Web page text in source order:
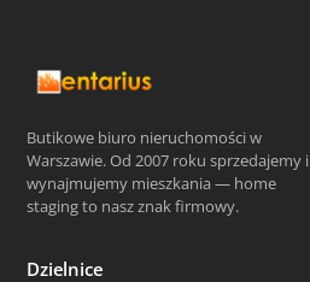
Butikowe biuro nieruchomości w
Warszawie. Od 2007 roku sprzedajemy i
wynajmujemy mieszkania — home
staging to nasz znak firmowy.
Dzielnice